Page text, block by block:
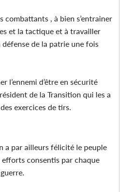
combattants , à bien s’entrainer
et la tactique et à travailler
de la patrie une fois
l’ennemi d’être en sécurité
de la Transition qui les a
exercices de tirs.
a par ailleurs félicité le peuple
consentis par chaque